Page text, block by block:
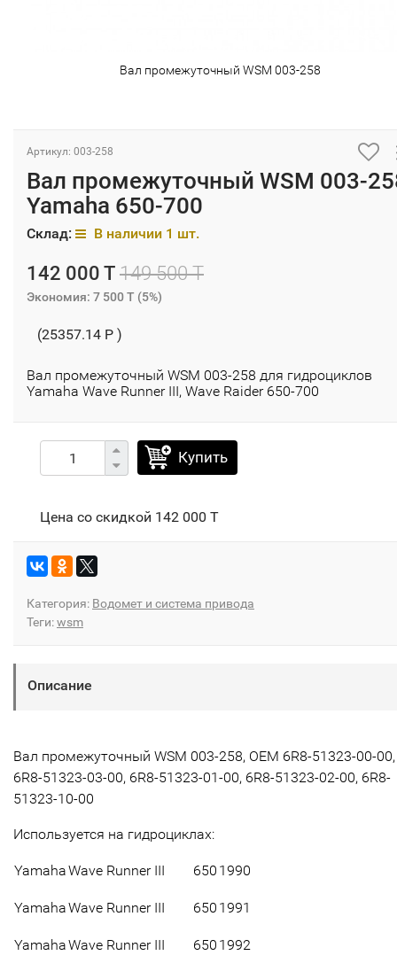
Вал промежуточный WSM 003-258
Артикул: 003-258
Вал промежуточный WSM 003-
Yamaha 650-700
Склад: В наличии 1 шт.
142 000 T 149 500 T
Экономия: 7 500 T (5%)
(25357.14 P )
Вал промежуточный WSM 003-258 для гидроциклов
Yamaha Wave Runner III, Wave Raider 650-700
Купить
Цена со скидкой 142 000 T
Категория: Водомет и система привода
Теги:wsm
Описание
Вал промежуточный WSM 003-258, OEM 6R8-51323-00-00,
6R8-51323-03-00, 6R8-51323-01-00, 6R8-51323-02-00, 6R8-
51323-10-00
Используется на гидроциклах:
YamahaWave Runner III 650 1990
YamahaWave Runner III 650 1991
YamahaWave Runner III 650 1992